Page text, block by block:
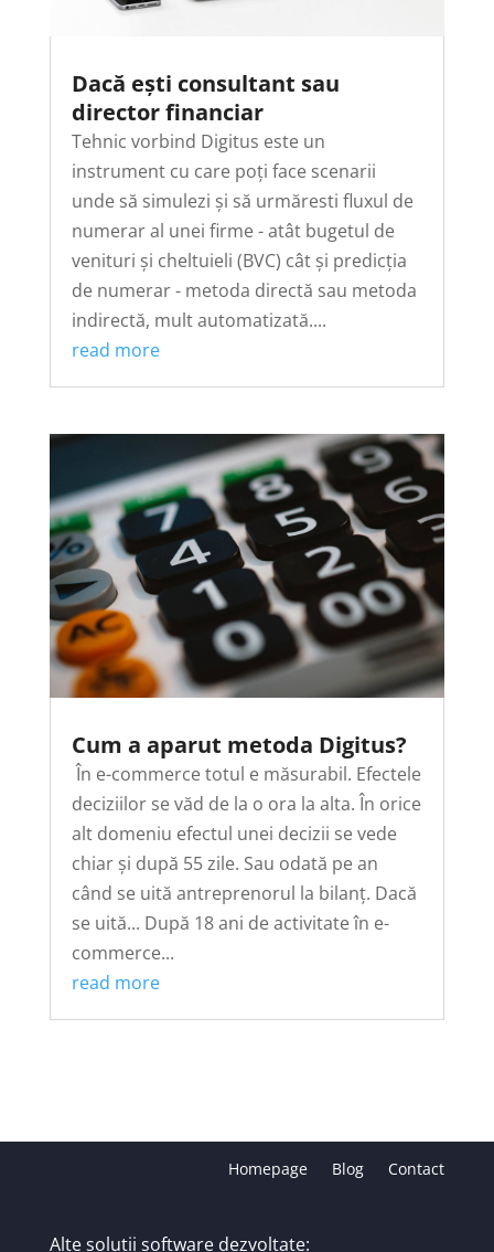
Dacă ești consultant sau
director financiar
Tehnic vorbind Digitus este un
instrument cu care poți face scenarii
unde să simulezi și să urmăresti fluxul de
numerar al unei firme - atât bugetul de
venituri și cheltuieli (BVC) cât și predicția
de numerar - metoda directă sau metoda
indirectă, mult automatizată....
read more
Cum a aparut metoda Digitus?
În e-commerce totul e măsurabil. Efectele
deciziilor se văd de la o ora la alta. În orice
alt domeniu efectul unei decizii se vede
chiar și după 55 zile. Sau odată pe an
când se uită antreprenorul la bilanț. Dacă
se uită... După 18 ani de activitate în e-
commerce...
read more
Homepage Blog Contact
Alte solutii software dezvoltate: